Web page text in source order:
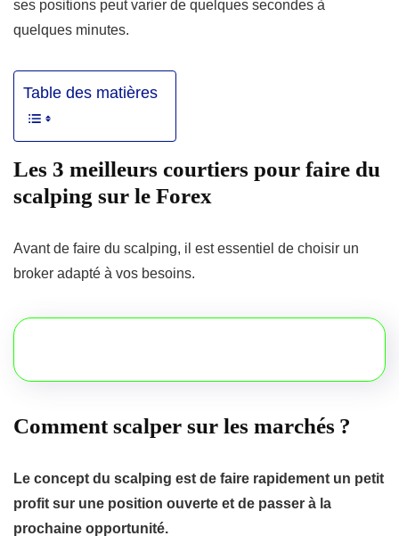
ses positions peut varier de quelques secondes à
quelques minutes.
Table des matières
Les 3 meilleurs courtiers pour faire du
scalping sur le Forex
Avant de faire du scalping, il est essentiel de choisir un
broker adapté à vos besoins.
Comment scalper sur les marchés ?
Le concept du scalping est de faire rapidement un petit
profit sur une position ouverte et de passer à la
prochaine opportunité.